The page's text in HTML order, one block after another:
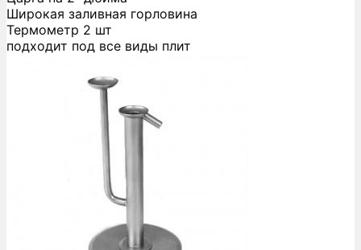
Широкая заливная горловина
Термометр 2 шт
подходит под все виды плит